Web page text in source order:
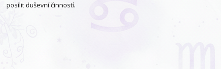
posílit duševní činností.